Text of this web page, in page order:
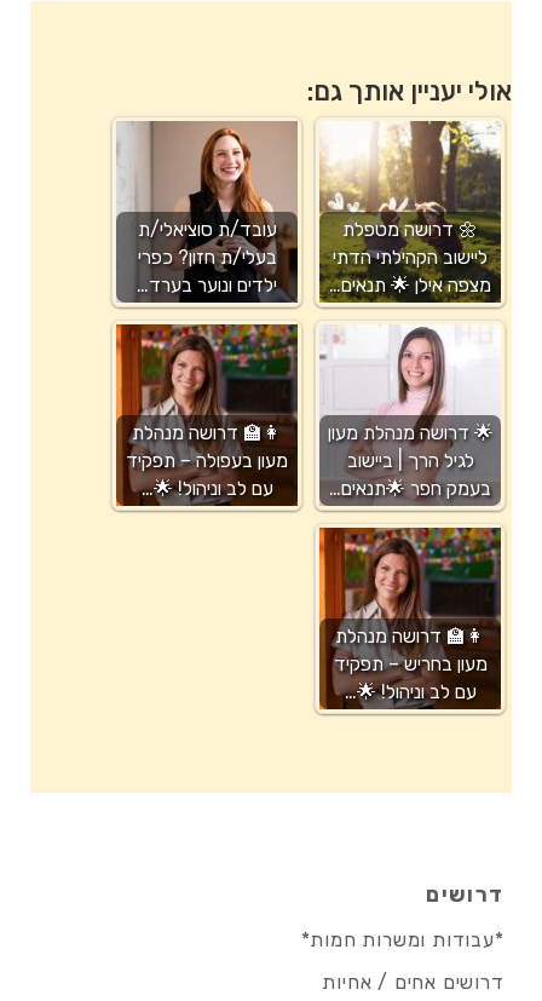
אולי יעניין אותך גם:
🌼 דרושה מטפלת
ליישוב הקהילתי הדתי
מצפה אילן 🌟 תנאים…
עובד/ת סוציאלי/ת
בעלי/ת חזון? כפרי
ילדים ונוער בערד…
🌟 דרושה מנהלת מעון
לגיל הרך | ביישוב
בעמק חפר 🌟תנאים…
👩‍🏫 דרושה מנהלת
מעון בעפולה – תפקיד
עם לב וניהול! 🌟…
👩‍🏫 דרושה מנהלת
מעון בחריש – תפקיד
עם לב וניהול! 🌟…
דרושים
*עבודות ומשרות חמות*
דרושים אחים / אחיות